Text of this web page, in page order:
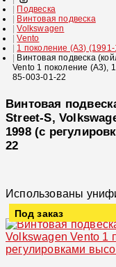
Подвеска
Винтовая подвеска
Volkswagen
Vento
1 поколение (A3)
Винтовая подвеска
Vento 1 поколение (A3),
85-003-01-22
Винтовая
Street-S,
1998 (с
22
Использованы
Под заказ